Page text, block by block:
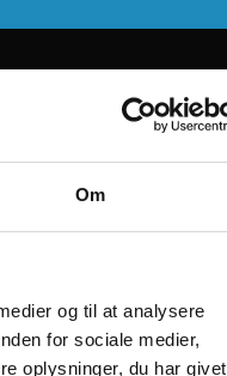
Om
og til at analysere
for sociale medier,
oplysninger, du har givet